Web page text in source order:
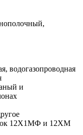
водогазопроводная
и
12Х1МФ и 12ХМ